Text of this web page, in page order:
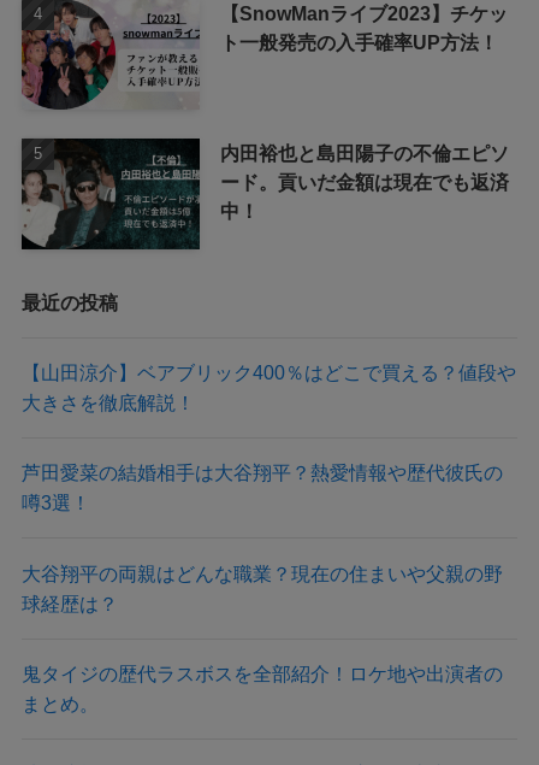
【SnowManライブ2023】チケッ
ト一般発売の入手確率UP方法！
内田裕也と島田陽子の不倫エピソ
ード。貢いだ金額は現在でも返済
中！
最近の投稿
【山田涼介】ベアブリック400％はどこで買える？値段や
大きさを徹底解説！
芦田愛菜の結婚相手は大谷翔平？熱愛情報や歴代彼氏の
噂3選！
大谷翔平の両親はどんな職業？現在の住まいや父親の野
球経歴は？
鬼タイジの歴代ラスボスを全部紹介！ロケ地や出演者の
まとめ。